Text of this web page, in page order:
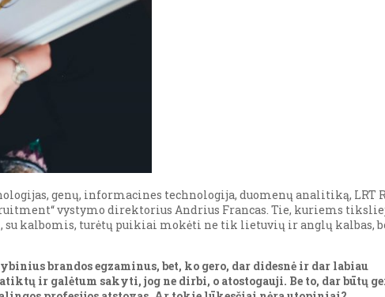
genų, informacines technologija, duomenų analitiką, LRT
vystymo direktorius Andrius Francas. Tie, kuriems
kalbomis, turėtų puikiai mokėti ne tik lietuvių ir anglų kalbas,
brandos egzaminus, bet, ko gero, dar didesnė ir dar labiau
ir galėtum sakyti, jog ne dirbi, o atostogauji. Be to, dar būtų